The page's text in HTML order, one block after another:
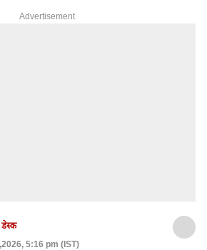
Advertisement
डेस्क
5:16 pm (IST)